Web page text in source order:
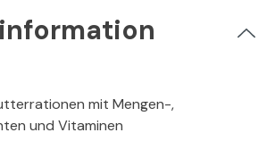
mit Mengen-,
und Vitaminen